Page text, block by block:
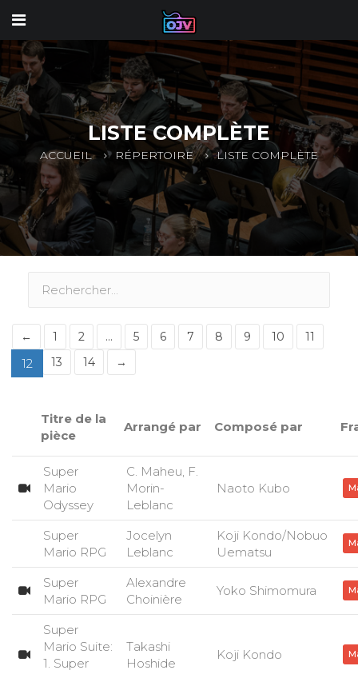
LISTE COMPLÈTE
ACCUEIL RÉPERTOIRE LISTE COMPLÈTE
← 1 2 ... 5 6 7 8 9 10 11
12 13 14 →
Titre de la
pièce
Arrangé par Composé par
Super
Mario
Odyssey
C. Maheu, F.
Morin-
Leblanc
Naoto Kubo
Super
Mario RPG
Jocelyn
Leblanc
Koji Kondo/Nobuo
Uematsu
Super
Mario RPG
Alexandre
Choinière
Yoko Shimomura
Super
Mario Suite:
1. Super
Takashi
Hoshide
Koji Kondo